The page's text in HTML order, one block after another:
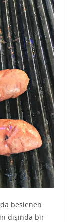
beslenen
dışında bir